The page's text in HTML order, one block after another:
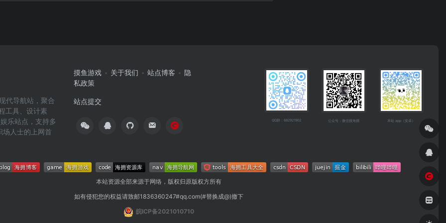
代导航站，聚合
工具、设计素
乐站点，支持多
场人士的上网首
摸鱼游戏 关于我们 站点博客
隐
私政策
站点提交
QQ群：682921902 公众号：微信搜海拥 本站 app（安卓）
本站资源全部来源于网络，版权归原版权方所有
如有侵犯您的权益请致邮1836360247#qq.com(#替换成@)撤下
皖ICP备2021010710